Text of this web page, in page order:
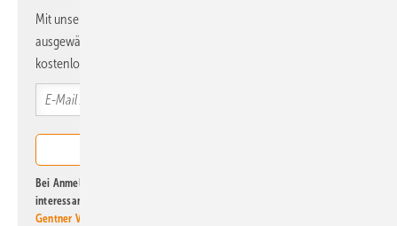
Mit unserem Newsletter erhalten Sie regelmäßig von uns
ausgewählte Informationen und Neuigkeiten, gebündelt und
kostenlos direkt ins Postfach.
Bei Anmeldung zu diesem Newsletter bin ich damit einverstanden, über
interessante Verlags- und Online-Angebote
Gentner Verlag GmbH & Co. KG